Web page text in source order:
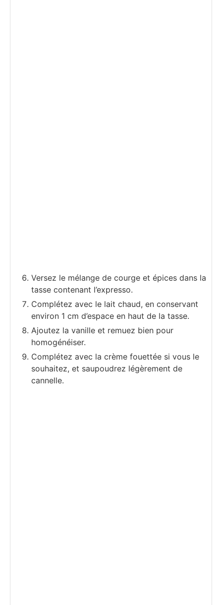
Versez le mélange de courge et épices dans la
tasse contenant l’expresso.
Complétez avec le lait chaud, en conservant
environ 1 cm d’espace en haut de la tasse.
Ajoutez la vanille et remuez bien pour
homogénéiser.
Complétez avec la crème fouettée si vous le
souhaitez, et saupoudrez légèrement de
cannelle.